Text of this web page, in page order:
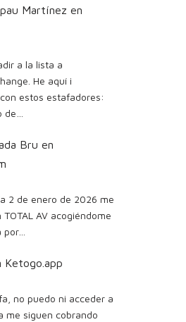
Martínez en
a la lista a
He aquí i
estos estafadores:
Bru en
2 de enero de 2026 me
AV acogiéndome
Ketogo.app
no puedo ni acceder a
me siguen cobrando